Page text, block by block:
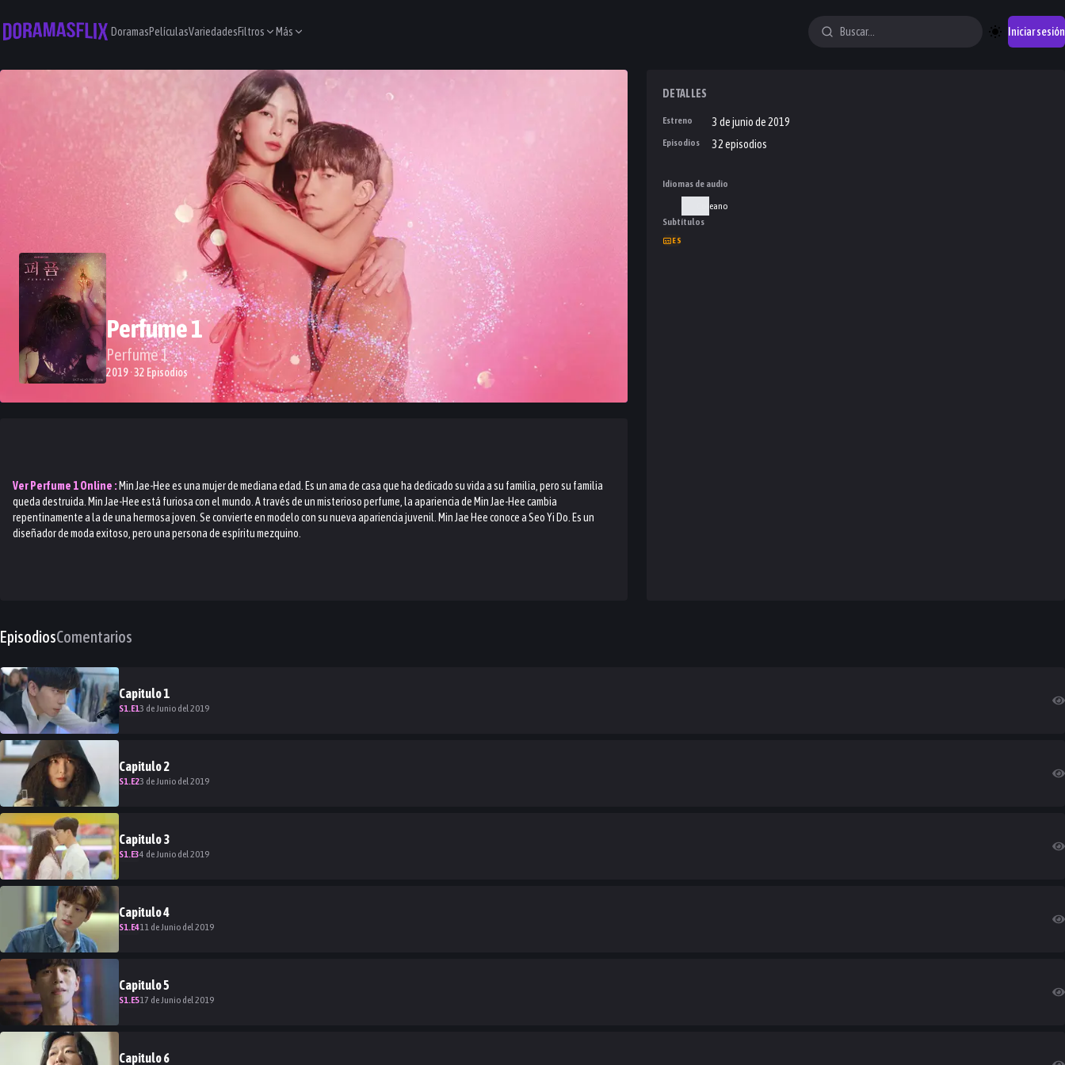
DoramasPelículasVariedadesFiltros Más Iniciar sesión
Perfume 1
Perfume 1
2019 · 32 Episodios
Ver Perfume 1Online : Min Jae-Hee es una mujer de mediana edad. Es un ama de casa que ha dedicado su vida a su familia, pero su familia
queda destruida. Min Jae-Hee está furiosa con el mundo. A través de un misterioso perfume, la apariencia de Min Jae-Hee cambia
repentinamente a la de una hermosa joven. Se convierte en modelo con su nueva apariencia juvenil. Min Jae Hee conoce a Seo Yi Do. Es un
diseñador de moda exitoso, pero una persona de espíritu mezquino.
DETALLES
Estreno 3 de junio de 2019
Episodios 32 episodios
Idiomas de audio
Coreano
Subtítulos
ES
EpisodiosComentarios
Capitulo1
S1.E13 de Junio del 2019
Capitulo2
S1.E23 de Junio del 2019
Capitulo3
S1.E34 de Junio del 2019
Capitulo4
S1.E411 de Junio del 2019
Capitulo5
S1.E517 de Junio del 2019
Capitulo6